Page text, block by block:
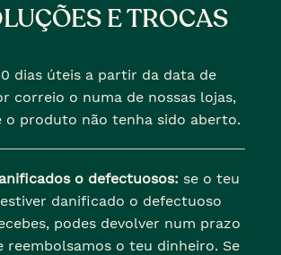
E TROCAS
dias úteis a partir da data de
correio o numa de nossas lojas,
o produto não tenha sido aberto.
o defectuosos: se o teu
danificado o defectuoso
podes devolver num prazo
reembolsamos o teu dinheiro. Se